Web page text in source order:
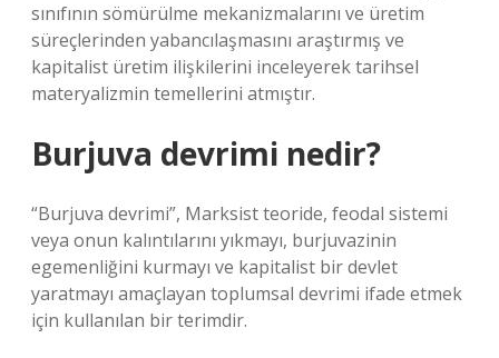
sınıfının sömürülme mekanizmalarını ve üretim
süreçlerinden yabancılaşmasını araştırmış ve
kapitalist üretim ilişkilerini inceleyerek tarihsel
materyalizmin temellerini atmıştır.
Burjuva devrimi nedir?
“Burjuva devrimi”, Marksist teoride, feodal sistemi
veya onun kalıntılarını yıkmayı, burjuvazinin
egemenliğini kurmayı ve kapitalist bir devlet
yaratmayı amaçlayan toplumsal devrimi ifade etmek
için kullanılan bir terimdir.